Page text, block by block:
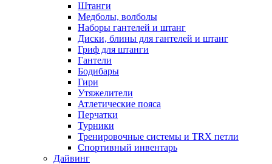
Штанги
Медболы, волболы
Наборы гантелей и штанг
Диски, блины для гантелей и штанг
Гриф для штанги
Гантели
Бодибары
Гири
Утяжелители
Атлетические пояса
Перчатки
Турники
Тренировочные системы и TRX петли
Спортивный инвентарь
Дайвинг